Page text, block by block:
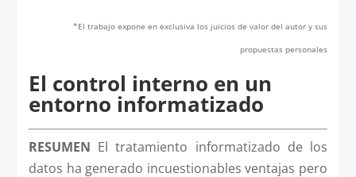
*El trabajo expone en exclusiva los juicios de valor del autor y sus
propuestas personales
El control interno en un
entorno informatizado
RESUMEN El tratamiento informatizado de los
datos ha generado incuestionables ventajas pero